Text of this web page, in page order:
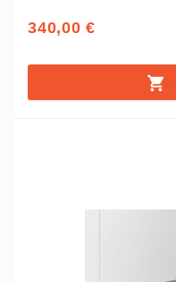
340,00 €